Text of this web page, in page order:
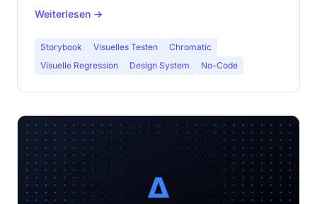
Weiterlesen →
Storybook Visuelles Testen
Chromatic
Visuelle Regression
Design System No-Code